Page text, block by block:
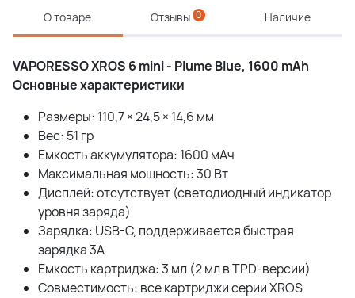
О товаре Отзывы 0 Наличие
VAPORESSOXROS 6 mini- Plume Blue, 1600 mAh
Основные характеристики
Размеры: 110,7 × 24,5 × 14,6 мм
Вес: 51 гр
Емкость аккумулятора: 1600 мАч
Максимальная мощность: 30 Вт
Дисплей: отсутствует (светодиодный индикатор
уровня заряда)
Зарядка: USB-C, поддерживается быстрая
зарядка 3A
Емкость картриджа: 3 мл (2 мл в TPD-версии)
Совместимость: все картриджи серии XROS